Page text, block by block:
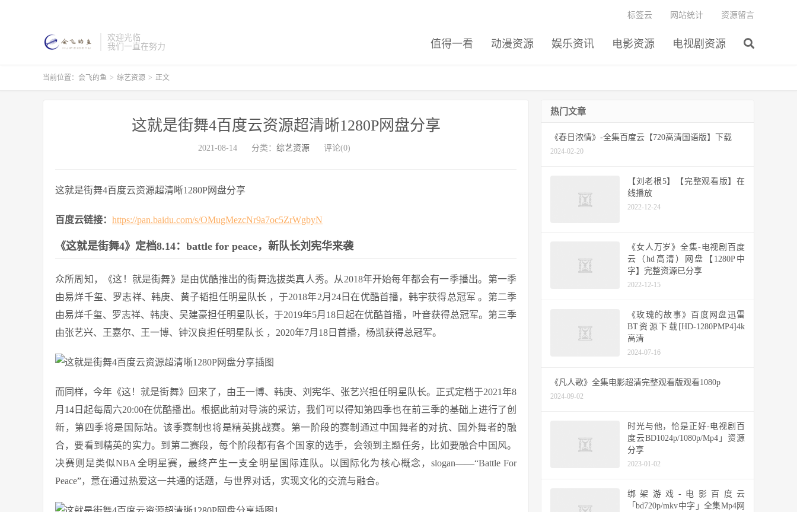
欢迎光临
我们一直在努力
值得一看 动漫资源 娱乐资讯 电影资源 电视剧资源
标签云 网站统计 资源留言
当前位置： 会飞的鱼 > 综艺资源 > 正文
这就是街舞4百度云资源超清晰1280P网盘分享
2021-08-14 分类： 综艺资源 评论(0)
这就是街舞4百度云资源超清晰1280P网盘分享
百度云链接： https://pan.baidu.com/s/OMugMezcNr9a7oc5ZrWgbyN
《这就是街舞4》定档8.14：battle for peace，新队长刘宪华来袭
众所周知，《这！就是街舞》是由优酷推出的街舞选拔类真人秀。从2018年开始每年都会有一季播出。第一季
由易烊千玺、罗志祥、韩庚、黄子韬担任明星队长 ，于2018年2月24日在优酷首播，韩宇获得总冠军 。第二季
由易烊千玺、罗志祥、韩庚、吴建豪担任明星队长，于2019年5月18日起在优酷首播，叶音获得总冠军。第三季
由张艺兴、王嘉尔、王一博、钟汉良担任明星队长 ，2020年7月18日首播，杨凯获得总冠军。
而同样，今年《这！就是街舞》回来了，由王一博、韩庚、刘宪华、张艺兴担任明星队长。正式定档于2021年8
月14日起每周六20:00在优酷播出。根据此前对导演的采访，我们可以得知第四季也在前三季的基础上进行了创
新，第四季将是国际站。该季赛制也将是精英挑战赛。第一阶段的赛制通过中国舞者的对抗、国外舞者的融
合，要看到精英的实力。到第二赛段，每个阶段都有各个国家的选手，会领到主题任务，比如要融合中国风。
决赛则是类似NBA全明星赛，最终产生一支全明星国际连队。以国际化为核心概念，slogan——“Battle For
Peace”，意在通过热爱这一共通的话题，与世界对话，实现文化的交流与融合。
热门文章
《春日浓情》-全集百度云【720高清国语版】下载
2024-02-20
【刘老根5】【完整观看版】在
线播放
2022-12-24
《女人万岁》全集-电视剧百度
云（hd高清）网盘【1280P中
字】完整资源已分享
2022-12-15
《玫瑰的故事》百度网盘迅雷
BT资源下载[HD-1280PMP4]4k
高清
2024-07-16
《凡人歌》全集电影超清完整观看版观看1080p
2024-09-02
时光与他，恰是正好-电视剧百
度云BD1024p/1080p/Mp4」资源
分享
2023-01-02
绑架游戏-电影百度云
「bd720p/mkv中字」全集Mp4网